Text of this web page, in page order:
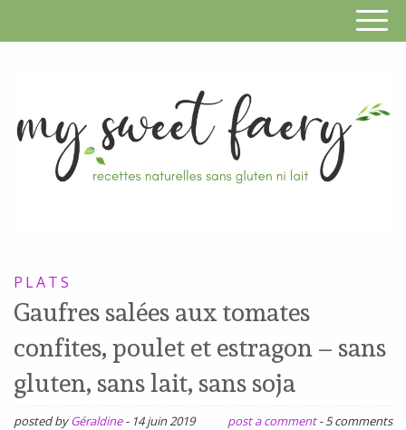
SANS
GLUTEN,
SANS
LAIT,
SOJA,
SANS
PLATS
Gaufres salées aux tomates
confites, poulet et estragon – sans
gluten, sans lait, sans soja
posted byGéraldine - 14 juin 2019 post a comment -5 comments